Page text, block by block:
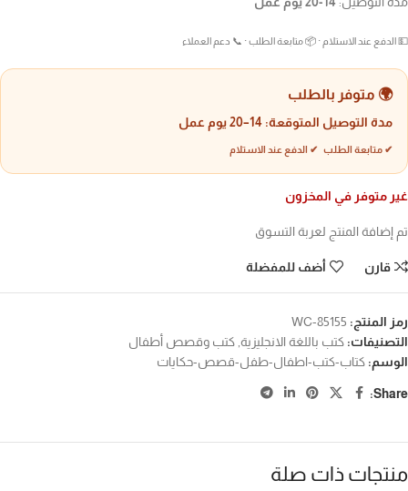
💵 الدفع عند الاستلام · 📦 متابعة الطلب · 📞 دعم العملاء
🌍 متوفر بالطلب
مدة التوصيل المتوقعة: 14–20 يوم عمل
✔ متابعة الطلب ✔ الدفع عند الاستلام
غير متوفر في المخزون
تم إضافة المنتج لعربة التسوق
قارن أضف للمفضلة
رمز المنتج: WC-85155
التصنيفات: كتب باللغة الانجليزية, كتب وقصص أطفال
الوسم: كتاب-كتب-اطفال-طفل-قصص-حكايات
Share:
منتجات ذات صلة